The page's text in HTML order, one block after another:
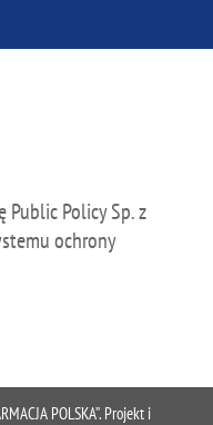
Public Policy Sp. z
ochrony
POLSKA”. Projekt i